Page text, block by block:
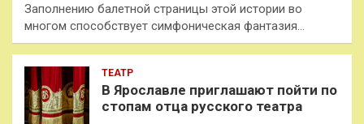
Заполнению балетной страницы этой истории во
многом способствует симфоническая фантазия…
ТЕАТР
В Ярославле приглашают пойти по
стопам отца русского театра